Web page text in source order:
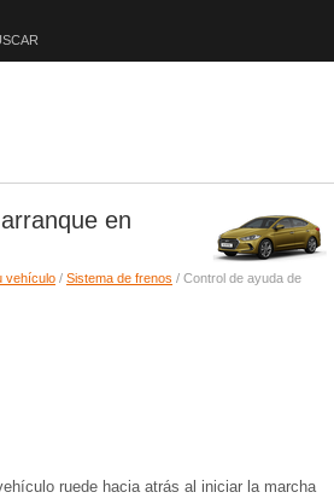
en
vehículo / Sistema de frenos / Control de ayuda de
ruede hacia atrás al iniciar la marcha